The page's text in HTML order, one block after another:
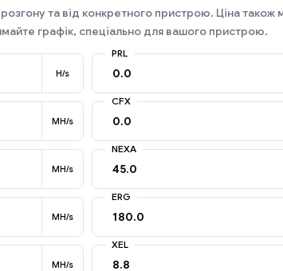
та від конкретного пристрою. Ціна також
графік, спеціально для вашого пристрою.
H/s
PRL
MH/s
CFX
MH/s
NEXA
MH/s
ERG
MH/s
XEL